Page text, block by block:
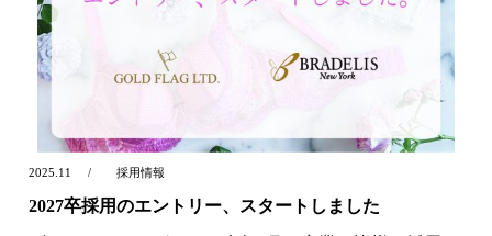
2025.11 採用情報
2027卒採用のエントリー、スタートしました